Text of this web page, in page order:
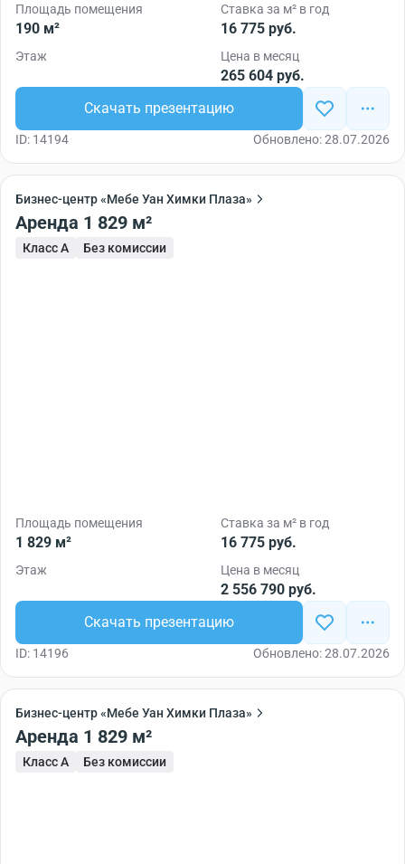
Площадь помещения
190 м²
Ставка за м² в год
16 775 руб.
Этаж Цена в месяц
265 604 руб.
Скачать презентацию
ID: 14194 Обновлено: 28.07.2026
Бизнес-центр «Мебе Уан Химки Плаза»
Аренда 1 829 м²
Класс A Без комиссии
Площадь помещения
1 829 м²
Ставка за м² в год
16 775 руб.
Этаж Цена в месяц
2 556 790 руб.
Скачать презентацию
ID: 14196 Обновлено: 28.07.2026
Бизнес-центр «Мебе Уан Химки Плаза»
Аренда 1 829 м²
Класс A Без комиссии